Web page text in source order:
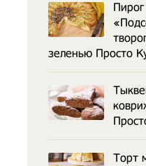
Пирог
зеленью Просто
Торт